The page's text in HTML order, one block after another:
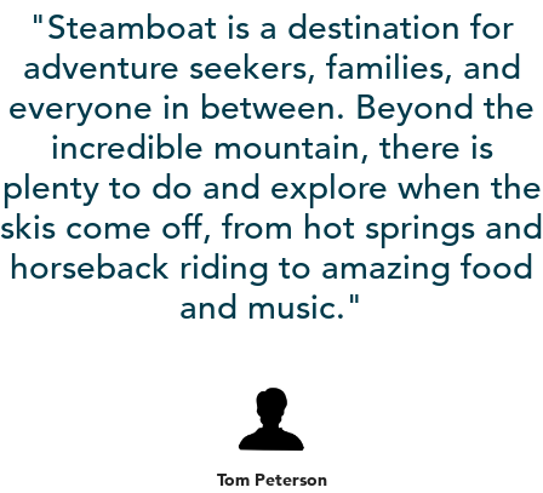
"Steamboat is a destination for
adventure seekers, families, and
everyone in between. Beyond the
incredible mountain, there is
plenty to do and explore when the
skis come off, from hot springs and
horseback riding to amazing food
and music."
Tom Peterson